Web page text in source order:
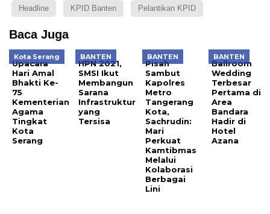
Headline KPID Banten Pelantikan KPID
Baca Juga
Kota Serang
Upacara
Hari Amal
Bhakti Ke-
75
Kementerian
Agama
Tingkat
Kota
Serang
BANTEN
HPN 2021,
SMSI Ikut
Membangun
Sarana
Infrastruktur
yang
Tersisa
BANTEN
Pisah
Sambut
Kapolres
Metro
Tangerang
Kota,
Sachrudin:
Mari
Perkuat
Kamtibmas
Melalui
Kolaborasi
Berbagai
Lini
BANTEN
Ballroom
Wedding
Terbesar
Pertama di
Area
Bandara
Hadir di
Hotel
Azana